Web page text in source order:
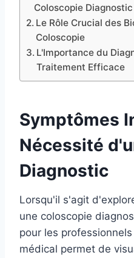
Coloscopie Diagnostic
Le Rôle Crucial des
Coloscopie
L'Importance du
Traitement Efficace
Symptômes
Nécessité
Diagnostic
Lorsqu'il s'agit
une coloscopie
pour les
médical permet de